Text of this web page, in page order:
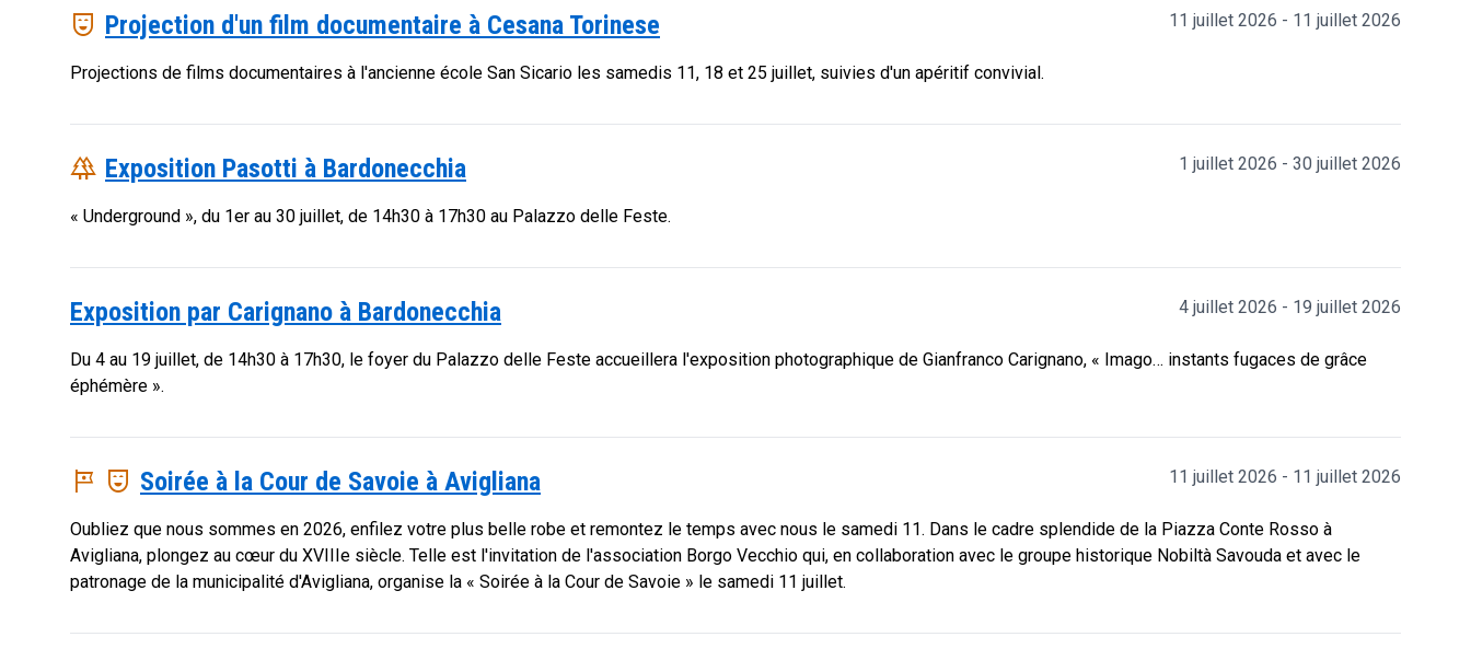
comedy_mask Projection d'un film documentaire à Cesana Torinese 11 juillet 2026 - 11 juillet 2026
Projections de films documentaires à l'ancienne école San Sicario les samedis 11, 18 et 25 juillet, suivies d'un apéritif convivial.
forest Exposition Pasotti à Bardonecchia 1 juillet 2026 - 30 juillet 2026
« Underground », du 1er au 30 juillet, de 14h30 à 17h30 au Palazzo delle Feste.
Exposition par Carignano à Bardonecchia 4 juillet 2026 - 19 juillet 2026
Du 4 au 19 juillet, de 14h30 à 17h30, le foyer du Palazzo delle Feste accueillera l'exposition photographique de Gianfranco Carignano, « Imago… instants fugaces de grâce
éphémère ».
tour comedy_mask Soirée à la Cour de Savoie à Avigliana 11 juillet 2026 - 11 juillet 2026
Oubliez que nous sommes en 2026, enfilez votre plus belle robe et remontez le temps avec nous le samedi 11. Dans le cadre splendide de la Piazza Conte Rosso à
Avigliana, plongez au cœur du XVIIIe siècle. Telle est l'invitation de l'association Borgo Vecchio qui, en collaboration avec le groupe historique Nobiltà Savouda et avec le
patronage de la municipalité d'Avigliana, organise la « Soirée à la Cour de Savoie » le samedi 11 juillet.